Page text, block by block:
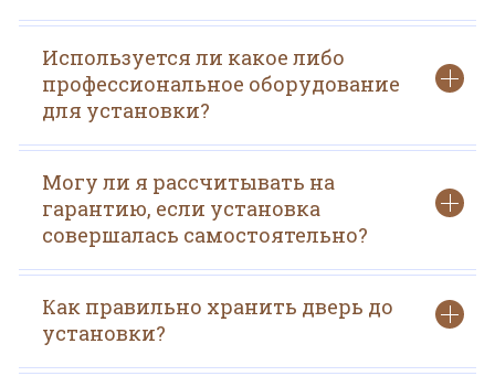
Используется ли какое либо
профессиональное оборудование
для установки?
Могу ли я рассчитывать на
гарантию, если установка
совершалась самостоятельно?
Как правильно хранить дверь до
установки?